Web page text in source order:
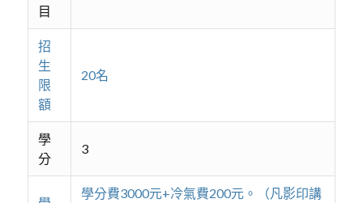
目
招
生
限
額
20名
學
分
3
學分費3000元+冷氣費200元。（凡影印講